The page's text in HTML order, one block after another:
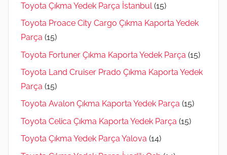
Toyota Çıkma Yedek Parça İstanbul (15)
Toyota Proace City Cargo Çıkma Kaporta Yedek
Parça (15)
Toyota Fortuner Çıkma Kaporta Yedek Parça (15)
Toyota Land Cruiser Prado Çıkma Kaporta Yedek
Parça (15)
Toyota Avalon Çıkma Kaporta Yedek Parça (15)
Toyota Celica Çıkma Kaporta Yedek Parça (15)
Toyota Çıkma Yedek Parça Yalova (14)